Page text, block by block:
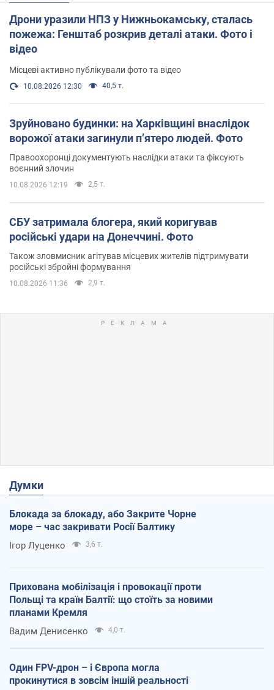
Дрони уразили НПЗ у Нижньокамську, сталась
пожежа: Генштаб розкрив деталі атаки. Фото і
відео
Місцеві активно публікували фото та відео
10.08.2026 12:30 40,5 т.
Зруйновано будинки: на Харківщині внаслідок
ворожої атаки загинули п’ятеро людей. Фото
Правоохоронці документують наслідки атаки та фіксують
воєнний злочин
10.08.2026 12:19 2,5 т.
СБУ затримала блогера, який коригував
російські удари на Донеччині. Фото
Також зловмисник агітував місцевих жителів підтримувати
російські збройні формування
10.08.2026 11:36 2,9 т.
Думки
Блокада за блокаду, або Закрите Чорне
море – час закривати Росії Балтику
Ігор Луценко 3,6 т.
Прихована мобілізація і провокації проти
Польщі та країн Балтії: що стоїть за новими
планами Кремля
Вадим Денисенко 4,0 т.
Один FPV-дрон – і Європа могла
прокинутися в зовсім іншій реальності